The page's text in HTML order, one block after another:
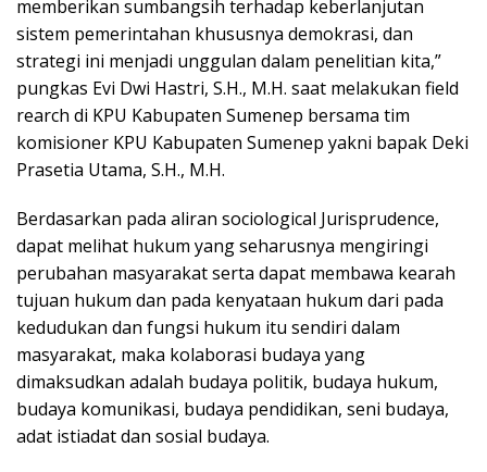
memberikan sumbangsih terhadap keberlanjutan
sistem pemerintahan khususnya demokrasi, dan
strategi ini menjadi unggulan dalam penelitian kita,”
pungkas Evi Dwi Hastri, S.H., M.H. saat melakukan field
rearch di KPU Kabupaten Sumenep bersama tim
komisioner KPU Kabupaten Sumenep yakni bapak Deki
Prasetia Utama, S.H., M.H.
Berdasarkan pada aliran sociological Jurisprudence,
dapat melihat hukum yang seharusnya mengiringi
perubahan masyarakat serta dapat membawa kearah
tujuan hukum dan pada kenyataan hukum dari pada
kedudukan dan fungsi hukum itu sendiri dalam
masyarakat, maka kolaborasi budaya yang
dimaksudkan adalah budaya politik, budaya hukum,
budaya komunikasi, budaya pendidikan, seni budaya,
adat istiadat dan sosial budaya.